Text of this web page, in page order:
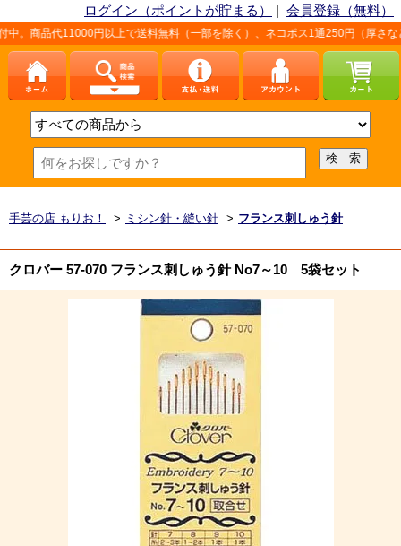
ログイン（ポイントが貯まる） | 会員登録（無料）
円以上で送料無料（一部を除く）、ネコポス1通250円（厚さなど条件あり
手芸の店 もりお！ > ミシン針・縫い針 > フランス刺しゅう針
クロバー 57-070 フランス刺しゅう針 No7～10 5袋セット